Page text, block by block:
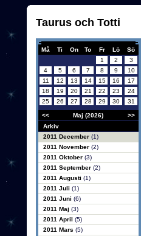
Taurus och Totti
Må Ti On To Fr Lö
Sö
1
2
3
4
5 6 7 8 9
10
11
12 13 14 15 16
17
18
19 20 21 22 23
24
25
26 27 28 29 30 31
<< Maj (2026)
>>
Arkiv
2011 December (1)
2011 November (2)
2011 Oktober (3)
2011 September (2)
2011 Augusti (1)
2011 Juli (1)
2011 Juni (6)
2011 Maj (3)
2011 April (5)
2011 Mars (5)